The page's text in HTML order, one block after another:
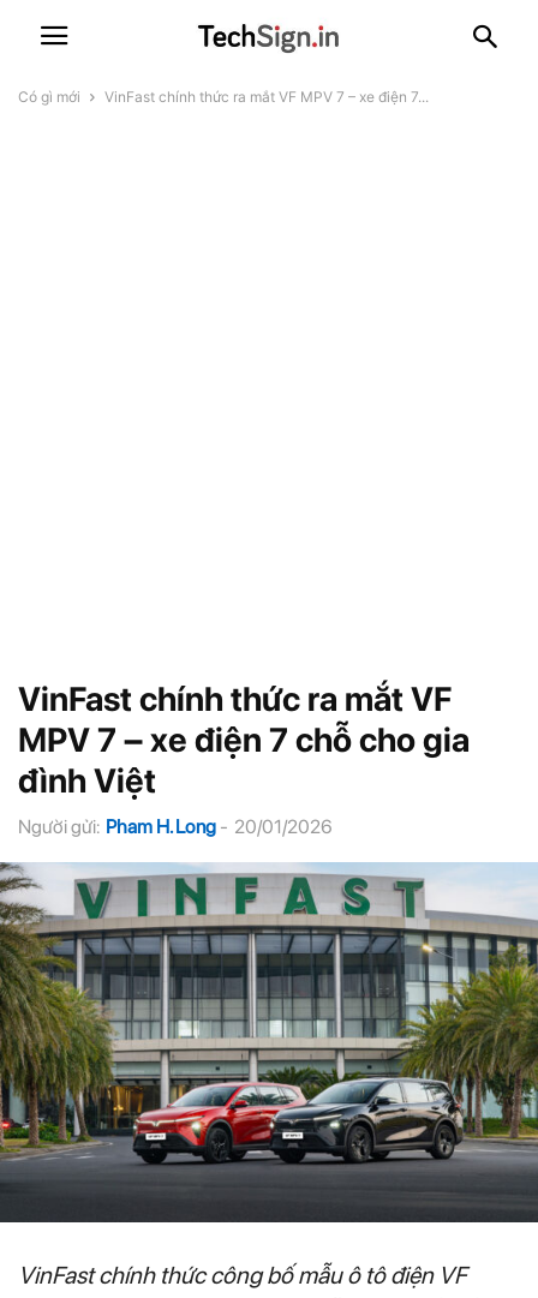
Có gì mới VinFast chính thức ra mắt VF MPV 7 – xe điện 7...
VinFast chính thức ra mắt VF
MPV 7 – xe điện 7 chỗ cho gia
đình Việt
Người gửi: Pham H. Long - 20/01/2026
VinFast chính thức công bố mẫu ô tô điện VF